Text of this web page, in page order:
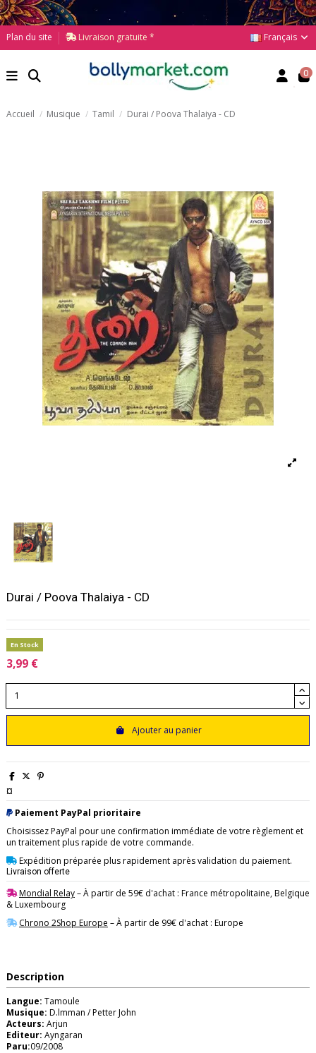
Plan du site Livraison gratuite * Français
0
Accueil Musique Tamil Durai / Poova Thalaiya - CD
Durai / Poova Thalaiya - CD
En Stock
3,99 €
Ajouter au panier
¤
Paiement PayPal prioritaire
Choisissez PayPal pour une confirmation immédiate de votre règlement et
un traitement plus rapide de votre commande.
Expédition préparée plus rapidement après validation du paiement.
Livraison offerte
Mondial Relay– À partir de 59€ d'achat : France métropolitaine, Belgique
& Luxembourg
Chrono 2Shop Europe – À partir de 99€ d'achat : Europe
Description
Langue: Tamoule
Musique: D.lmman / Petter John
Acteurs: Arjun
Editeur: Ayngaran
Paru:09/2008